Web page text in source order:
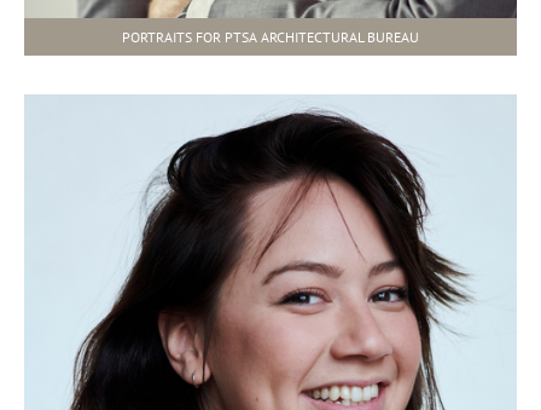
PORTRAITS FOR PTSA ARCHITECTURAL BUREAU